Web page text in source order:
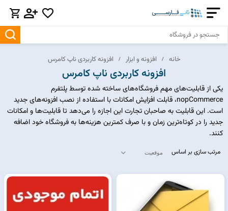
خانه افزونه و ابزار افزونه کاربردی ناپ کامرس
افزونه کاربردی ناپ کامرس
یکی از قابلیت‌های مهم فروشگاه‌های ساخته شده توسط پلتفرم
nopCommerce، قابلت افزایش امکانات با استفاده از نصب افزونه‌های جدید
است. این قابلیت به صاحبان تجارت این اجازه را می‌دهد تا قابلیت‌ها و امکانات
جدید را در کوتاه‌ترین زمان و با صرف کمترین هزینه‌ها به فروشگاه خود اضافه
کنند.
مرتب سازی بر اساس